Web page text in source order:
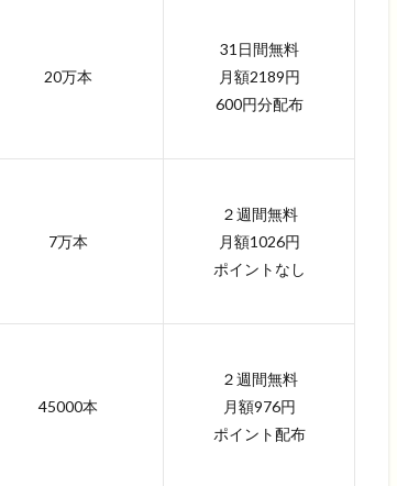
20万本
31日間無料
月額2189円
600円分配布
7万本
２週間無料
月額1026円
ポイントなし
45000本
２週間無料
月額976円
ポイント配布